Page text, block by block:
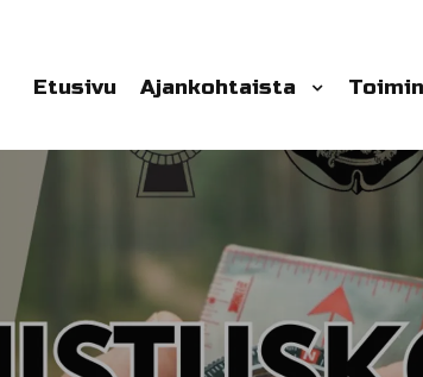
Etusivu Ajankohtaista